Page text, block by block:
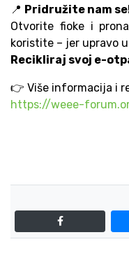
📍 Pridružite nam
Otvorite fioke i
koristite – jer upravo
Recikliraj svoj e-
👉 Više informacija i
https://weee-